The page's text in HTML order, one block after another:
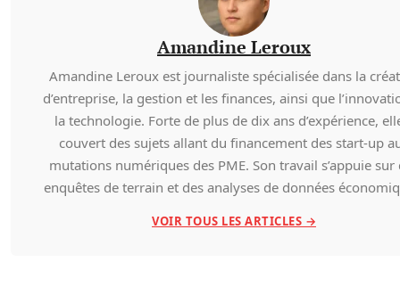
Amandine Leroux
Amandine Leroux est journaliste spécialisée dans la
d’entreprise, la gestion et les finances, ainsi que
la technologie. Forte de plus de dix ans d’expérience,
couvert des sujets allant du financement des start-up
mutations numériques des PME. Son travail s’appuie sur
enquêtes de terrain et des analyses de données
VOIR TOUS LES ARTICLES →